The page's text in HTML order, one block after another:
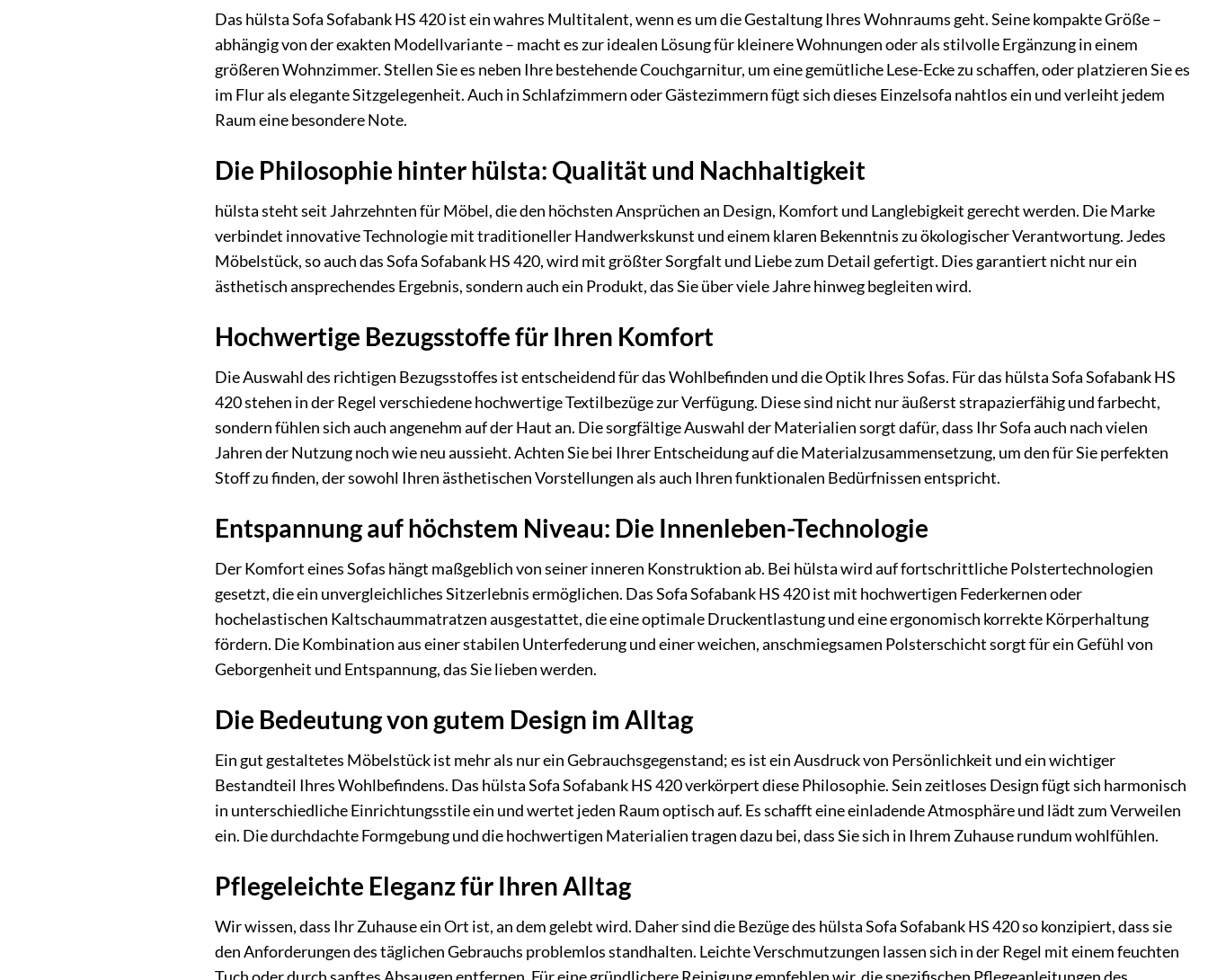
Das hülsta Sofa Sofabank HS 420 ist ein wahres Multitalent, wenn es um die Gestaltung Ihres Wohnraums geht. Seine kompakte Größe –
abhängig von der exakten Modellvariante – macht es zur idealen Lösung für kleinere Wohnungen oder als stilvolle Ergänzung in einem
größeren Wohnzimmer. Stellen Sie es neben Ihre bestehende Couchgarnitur, um eine gemütliche Lese-Ecke zu schaffen, oder platzieren Sie es
im Flur als elegante Sitzgelegenheit. Auch in Schlafzimmern oder Gästezimmern fügt sich dieses Einzelsofa nahtlos ein und verleiht jedem
Raum eine besondere Note.
Die Philosophie hinter hülsta: Qualität und Nachhaltigkeit
hülsta steht seit Jahrzehnten für Möbel, die den höchsten Ansprüchen an Design, Komfort und Langlebigkeit gerecht werden. Die Marke
verbindet innovative Technologie mit traditioneller Handwerkskunst und einem klaren Bekenntnis zu ökologischer Verantwortung. Jedes
Möbelstück, so auch das Sofa Sofabank HS 420, wird mit größter Sorgfalt und Liebe zum Detail gefertigt. Dies garantiert nicht nur ein
ästhetisch ansprechendes Ergebnis, sondern auch ein Produkt, das Sie über viele Jahre hinweg begleiten wird.
Hochwertige Bezugsstoffe für Ihren Komfort
Die Auswahl des richtigen Bezugsstoffes ist entscheidend für das Wohlbefinden und die Optik Ihres Sofas. Für das hülsta Sofa Sofabank HS
420 stehen in der Regel verschiedene hochwertige Textilbezüge zur Verfügung. Diese sind nicht nur äußerst strapazierfähig und farbecht,
sondern fühlen sich auch angenehm auf der Haut an. Die sorgfältige Auswahl der Materialien sorgt dafür, dass Ihr Sofa auch nach vielen
Jahren der Nutzung noch wie neu aussieht. Achten Sie bei Ihrer Entscheidung auf die Materialzusammensetzung, um den für Sie perfekten
Stoff zu finden, der sowohl Ihren ästhetischen Vorstellungen als auch Ihren funktionalen Bedürfnissen entspricht.
Entspannung auf höchstem Niveau: Die Innenleben-Technologie
Der Komfort eines Sofas hängt maßgeblich von seiner inneren Konstruktion ab. Bei hülsta wird auf fortschrittliche Polstertechnologien
gesetzt, die ein unvergleichliches Sitzerlebnis ermöglichen. Das Sofa Sofabank HS 420 ist mit hochwertigen Federkernen oder
hochelastischen Kaltschaummatratzen ausgestattet, die eine optimale Druckentlastung und eine ergonomisch korrekte Körperhaltung
fördern. Die Kombination aus einer stabilen Unterfederung und einer weichen, anschmiegsamen Polsterschicht sorgt für ein Gefühl von
Geborgenheit und Entspannung, das Sie lieben werden.
Die Bedeutung von gutem Design im Alltag
Ein gut gestaltetes Möbelstück ist mehr als nur ein Gebrauchsgegenstand; es ist ein Ausdruck von Persönlichkeit und ein wichtiger
Bestandteil Ihres Wohlbefindens. Das hülsta Sofa Sofabank HS 420 verkörpert diese Philosophie. Sein zeitloses Design fügt sich harmonisch
in unterschiedliche Einrichtungsstile ein und wertet jeden Raum optisch auf. Es schafft eine einladende Atmosphäre und lädt zum Verweilen
ein. Die durchdachte Formgebung und die hochwertigen Materialien tragen dazu bei, dass Sie sich in Ihrem Zuhause rundum wohlfühlen.
Pflegeleichte Eleganz für Ihren Alltag
Wir wissen, dass Ihr Zuhause ein Ort ist, an dem gelebt wird. Daher sind die Bezüge des hülsta Sofa Sofabank HS 420 so konzipiert, dass sie
den Anforderungen des täglichen Gebrauchs problemlos standhalten. Leichte Verschmutzungen lassen sich in der Regel mit einem feuchten